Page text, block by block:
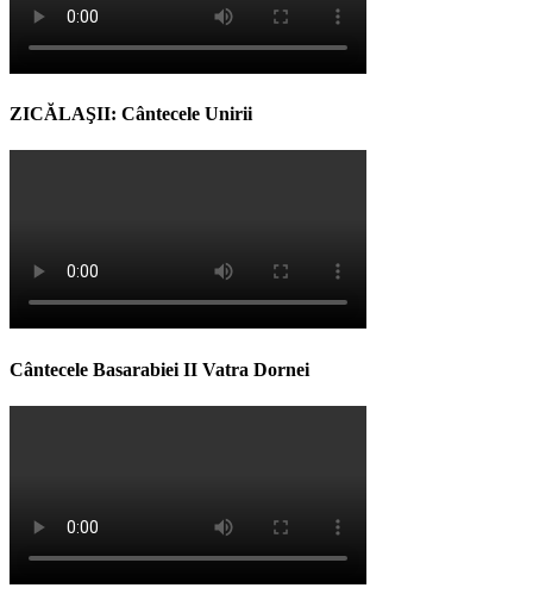
ZICĂLAŞII: Cântecele Unirii
Cântecele Basarabiei II Vatra Dornei